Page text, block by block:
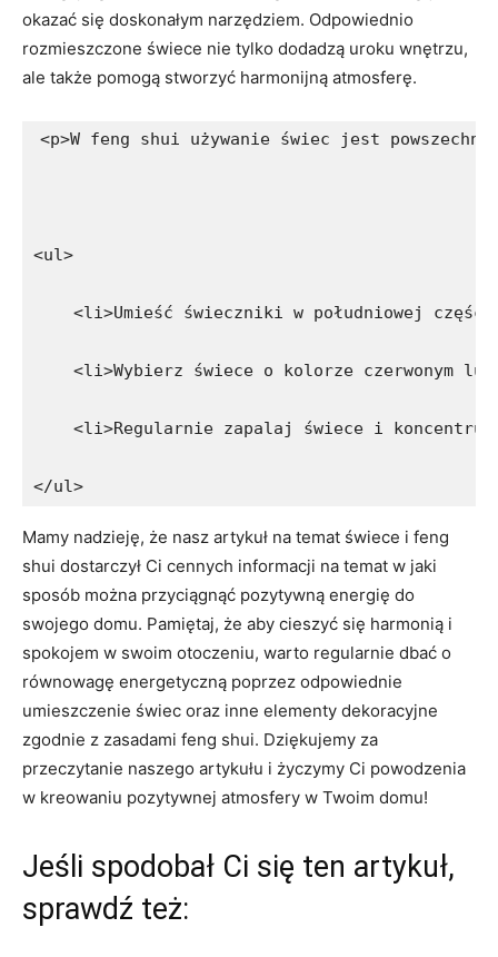
okazać się doskonałym narzędziem. ⁤Odpowiednio​
rozmieszczone świece nie tylko dodadzą uroku wnętrzu,
ale ⁢także pomogą ⁢stworzyć harmonijną atmosferę.
<p>W feng shui używanie świec jest
<ul>
<li>Umieść świeczniki w południowej
<li>Wybierz świece o kolorze czerwonym
<li>Regularnie zapalaj świece i
</ul>
Mamy nadzieję, że nasz artykuł na temat świece i feng
shui dostarczył Ci⁤ cennych informacji⁢ na temat w jaki
sposób ​można przyciągnąć pozytywną ⁤energię do
‍swojego domu. ​Pamiętaj, że aby cieszyć się harmonią i
spokojem w swoim‌ otoczeniu, warto regularnie dbać o
równowagę energetyczną ‌poprzez odpowiednie
umieszczenie świec oraz inne elementy⁤ dekoracyjne
zgodnie z zasadami‌ feng shui. Dziękujemy⁤ za
przeczytanie naszego⁣ artykułu i życzymy Ci ⁣powodzenia⁤
w‍ kreowaniu pozytywnej atmosfery w Twoim‍ domu!
Jeśli spodobał Ci się ten artykuł,
sprawdź też: